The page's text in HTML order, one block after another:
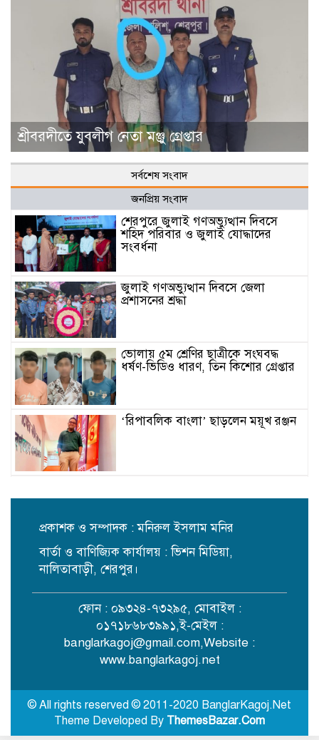
শ্রীবরদীতে যুবলীগ নেতা মঞ্জু গ্রেপ্তার
সর্বশেষ সংবাদ
জনপ্রিয় সংবাদ
শেরপুরে জুলাই গণঅভ্যুত্থান দিবসে
শহিদ পরিবার ও জুলাই যোদ্ধাদের
সংবর্ধনা
জুলাই গণঅভ্যুত্থান দিবসে জেলা
প্রশাসনের শ্রদ্ধা
ভোলায় ৫ম শ্রেণির ছাত্রীকে সংঘবদ্ধ
ধর্ষণ-ভিডিও ধারণ, তিন কিশোর গ্রেপ্তার
‘রিপাবলিক বাংলা’ ছাড়লেন ময়ূখ রঞ্জন
ফিরে যাবো না : পররাষ্ট্রমন্ত্রী
যে ডকুমেন্টারিতে আবু সাঈদ নেই, সেটি
কোনো ডকুমেন্টারি নয়: ভারপ্রাপ্ত রাষ্ট্রপতি
নালিতাবাড়ীতে অপপ্রচারের অভিযোগে
ইউনিয়ন বিএনপি’র পাল্টা সংবাদ
সম্মেলন
সঙ্গে আন্দোলনের ইতিহাস তুলে ধরবে:
প্রধানমন্ত্রী
প্রকাশক ও সম্পাদক : মনিরুল ইসলাম মনির
বার্তা ও বাণিজ্যিক কার্যালয় : ভিশন মিডিয়া,
নালিতাবাড়ী, শেরপুর।
ফোন : ০৯৩২৪-৭৩২৯৫, মোবাইল :
০১৭১৮৬৮৩৯৯১,ই-মেইল :
banglarkagoj@gmail.com,Website :
www.banglarkagoj.net
© All rights reserved © 2011-2020 BanglarKagoj.Net
Theme Developed By ThemesBazar.Com